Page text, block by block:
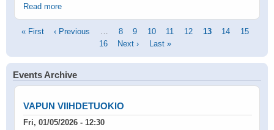
Read more
Pagination
First
« First
Previous
‹ Previous … Page
8 Page
9 Page
10 Page
11 Page
12
Current
13 Page
14 Page
15
16
Next
page
Next ›
Last
page
Last »
Events Archive
VAPUN VIIHDETUOKIO
Fri, 01/05/2026 - 12:30